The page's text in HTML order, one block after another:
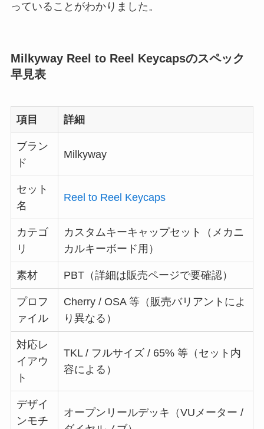
っていることがわかりました。
Milkyway Reel to Reel Keycapsのスペック
早見表
項目 詳細
ブラン
ド
Milkyway
セット
名
Reel to Reel Keycaps
カテゴ
リ
カスタムキーキャップセット（メカニ
カルキーボード用）
素材 PBT（詳細は販売ページで要確認）
プロフ
ァイル
Cherry / OSA 等（販売バリアントによ
り異なる）
対応レ
イアウ
ト
TKL / フルサイズ / 65% 等（セット内
容による）
デザイ
ンモチ
オープンリールデッキ（VUメーター /